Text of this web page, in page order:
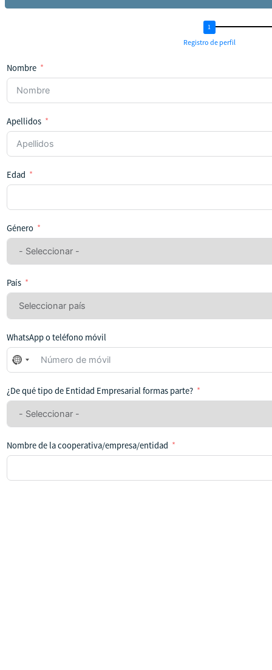
Registro de perfil
Nombre
Apellidos
Edad
Género
País
WhatsApp o teléfono móvil
No
se
seleccionado
ningún
¿De qué tipo de Entidad Empresarial formas parte?
Nombre de la cooperativa/empresa/entidad